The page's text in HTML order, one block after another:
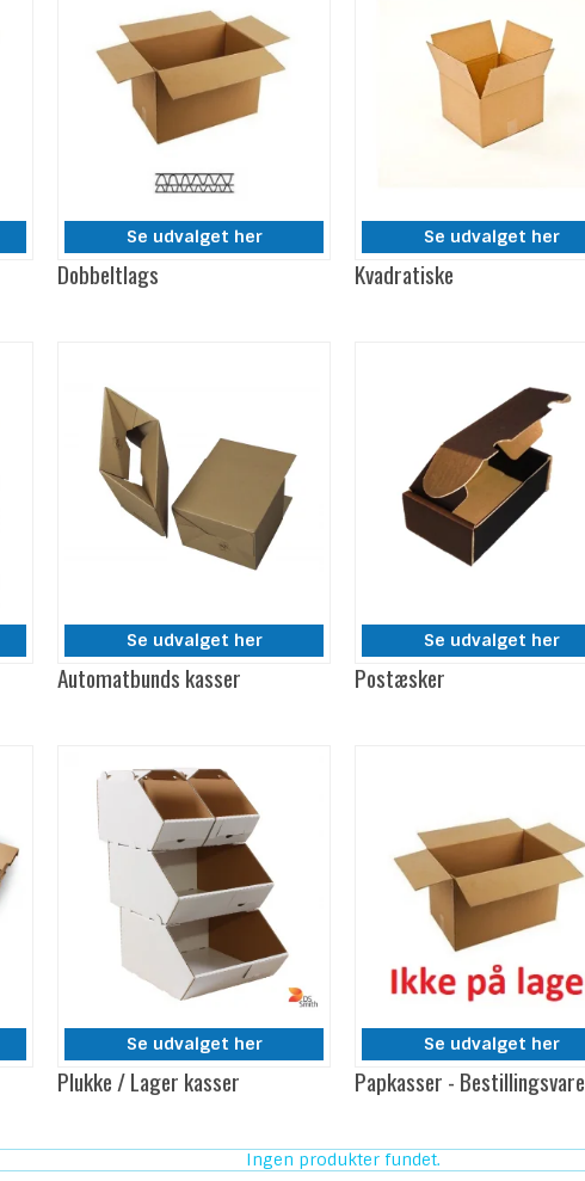
Se udvalget her
Dobbeltlags
Se udvalget her
Kvadratiske
Se udvalget her
Automatbunds kasser
Se udvalget her
Postæsker
Se udvalget her
Plukke / Lager kasser
Se udvalget her
Papkasser - Bestillingsvare
Ingen produkter fundet.